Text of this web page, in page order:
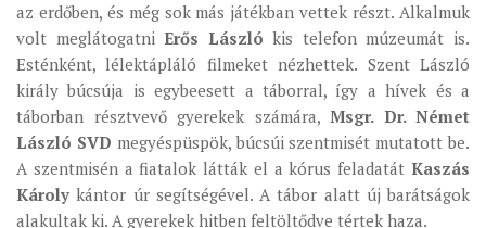
ARCHÍV ÉLETKÉPEK
SZINÓDUS
ORGANIGRAMMA
PÜSPÖKI DEKRÉTUM
ZSINATI IMA
ZSINAT MOTTÓJA, LOGÓJA
az erdőben, és még sok más játékban vettek részt. Alkalmuk
volt meglátogatni Erős László kis telefon múzeumát is.
Esténként, lélektápláló filmeket nézhettek. Szent László
király búcsúja is egybeesett a táborral, így a hívek és a
táborban résztvevő gyerekek számára, Msgr. Dr. Német
László SVD megyéspüspök, búcsúi szentmisét mutatott be.
A szentmisén a fiatalok látták el a kórus feladatát Kaszás
Károly kántor úr segítségével. A tábor alatt új barátságok
alakultak ki. A gyerekek hitben feltöltődve tértek haza.